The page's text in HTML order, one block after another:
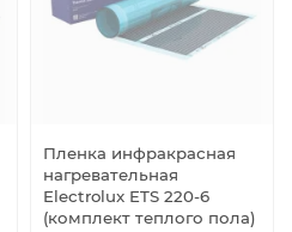
Пленка инфракрасная
нагревательная
Electrolux ETS 220-6
(комплект теплого пола)